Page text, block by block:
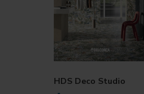
HDS Deco Studio